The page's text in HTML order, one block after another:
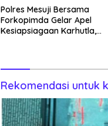
Polres Mesuji Bersama
Forkopimda Gelar Apel
Kesiapsiagaan Karhutla,
Rekomendasi untuk